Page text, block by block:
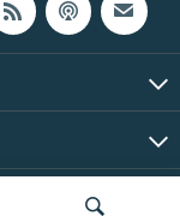
права защищены.